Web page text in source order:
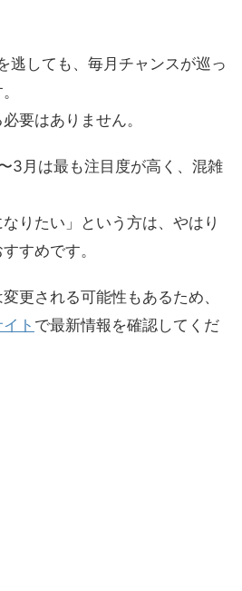
逃しても、毎月チャンスが巡っ
要はありません。
3月は最も注目度が高く、混雑
なりたい」という方は、やはり
すめです。
更される可能性もあるため、
ト で最新情報を確認してくだ